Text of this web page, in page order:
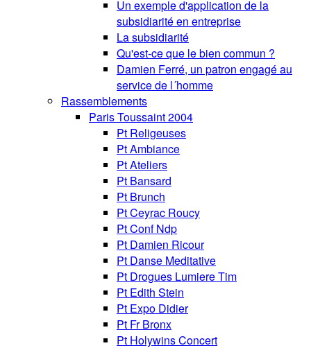
Un exemple d'application de la
subsidiarité en entreprise
La subsidiarité
Qu'est-ce que le bien commun ?
Damien Ferré, un patron engagé au
service de l´homme
Rassemblements
Paris Toussaint 2004
Pt Religeuses
Pt Ambiance
Pt Ateliers
Pt Bansard
Pt Brunch
Pt Ceyrac Roucy
Pt Conf Ndp
Pt Damien Ricour
Pt Danse Meditative
Pt Drogues Lumiere Tim
Pt Edith Stein
Pt Expo Didier
Pt Fr Bronx
Pt Holywins Concert